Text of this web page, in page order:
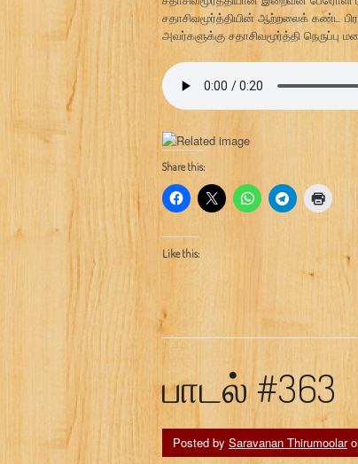
சதாசிவமூர்த்தியின் ஆற்றலைக் கண்ட
அவர்களுக்கு சதாசிவமூர்த்தி நெருப்பு
Share this:
Like this:
பாடல் #363
Posted by Saravanan Thirumoolar